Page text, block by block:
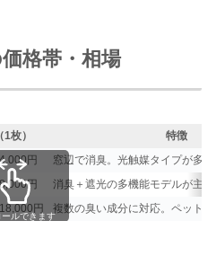
格帯・相場
枚）
特徴
円
窓辺で消臭。光触媒タイプが多い
円
消臭＋遮光の多機能モデルが主流
円 複数の臭い成分に対応。ペット
ールできます